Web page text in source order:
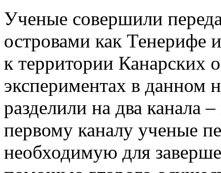
Ученые совершили
островами как Тенерифе
к территории Канарских
экспериментах в данном
разделили на два канала
первому каналу ученые
необходимую для